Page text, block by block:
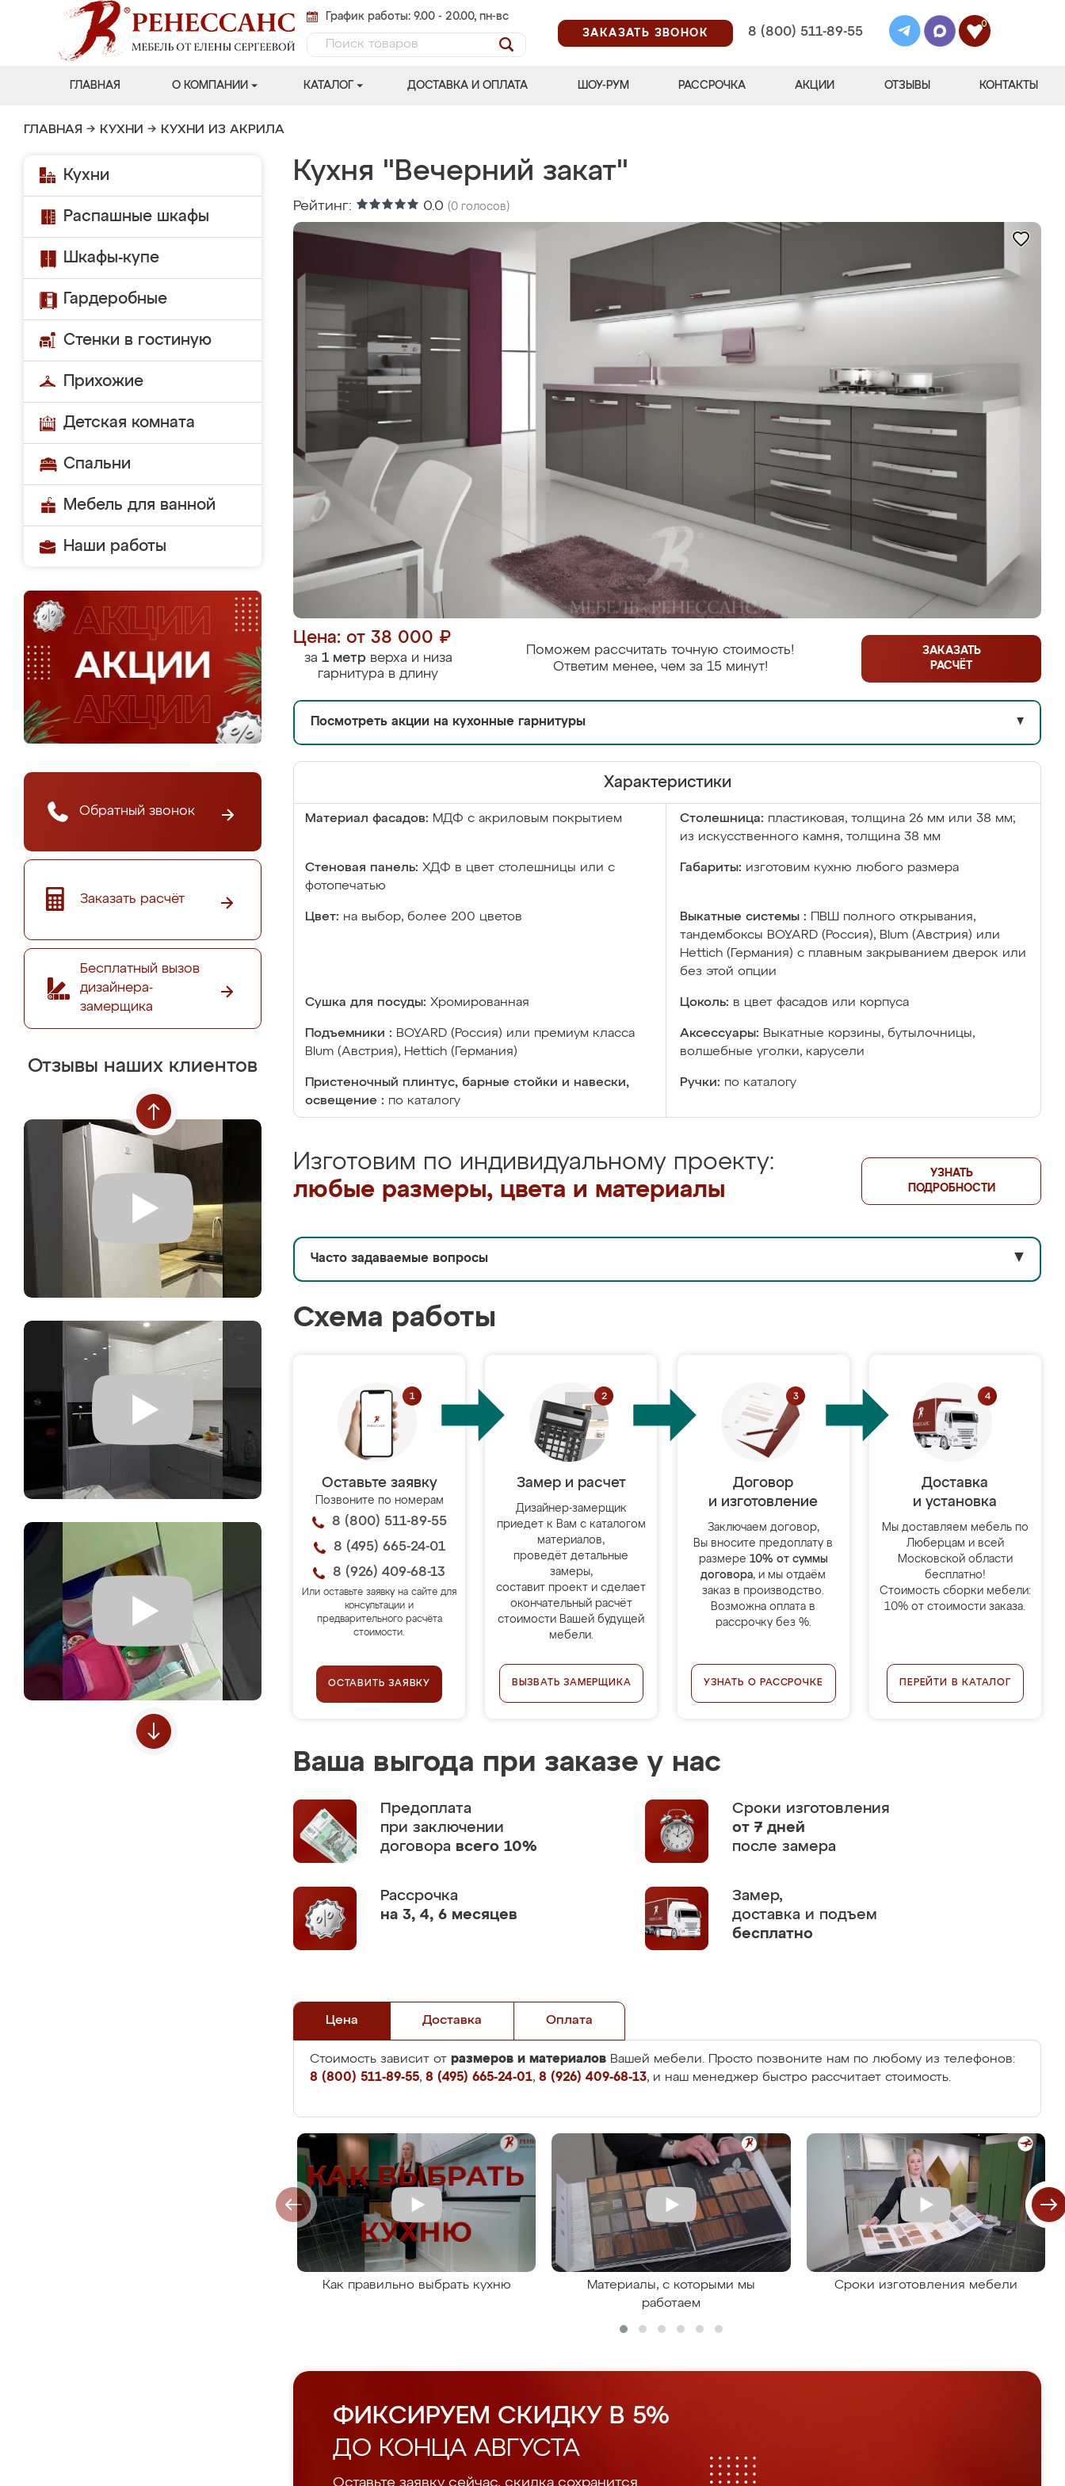
График работы: 9.00 - 20.00, пн-вс
ЗАКАЗАТЬ ЗВОНОК
8 (800) 511-89-55
0
ГЛАВНАЯ О КОМПАНИИ КАТАЛОГ ДОСТАВКА И ОПЛАТА ШОУ-РУМ РАССРОЧКА АКЦИИ ОТЗЫВЫ КОНТАКТЫ
ГЛАВНАЯ → КУХНИ → КУХНИ ИЗ АКРИЛА
Кухни
Распашные шкафы
Шкафы-купе
Гардеробные
Стенки в гостиную
Прихожие
Детская комната
Спальни
Мебель для ванной
Наши работы
Обратный звонок
Заказать расчёт
Бесплатный вызов
дизайнера-
замерщика
Отзывы наших клиентов
Кухня "Вечерний закат"
Рейтинг: 0.0 (0 голосов)
Цена: от 38 000 ₽
за 1 метрверха и низа
гарнитура в длину
Поможем рассчитать точную стоимость!
Ответим менее, чем за 15 минут!
ЗАКАЗАТЬ
РАСЧЁТ
Посмотреть акции на кухонные гарнитуры ▼
Характеристики
Материал фасадов: МДФ с акриловым покрытием Столешница: пластиковая, толщина 26 мм или 38 мм;
из искусственного камня, толщина 38 мм
Стеновая панель: ХДФ в цвет столешницы или с
фотопечатью
Габариты: изготовим кухню любого размера
Цвет: на выбор, более 200 цветов Выкатные системы :
ПВШ полного открывания,
тандембоксы BOYARD (Россия), Blum (Австрия) или
Hettich (Германия) с плавным закрыванием дверок или
без этой опции
Сушка для посуды: Хромированная Цоколь: в цвет фасадов или корпуса
Подъемники : BOYARD (Россия) или премиум класса
Blum (Австрия), Hettich (Германия)
Аксессуары: Выкатные корзины, бутылочницы,
волшебные уголки, карусели
Пристеночный плинтус, барные стойки и навески,
освещение : по каталогу
Ручки: по каталогу
Изготовим по индивидуальному проекту:
любые размеры, цвета и материалы
УЗНАТЬ
ПОДРОБНОСТИ
Часто задаваемые вопросы ▼
Схема работы
Оставьте заявку
Позвоните по номерам
8 (800) 511-89-55
8 (495) 665-24-01
8 (926) 409-68-13
Или оставьте заявку на сайте для
консультации и
предварительного расчёта
стоимости.
ОСТАВИТЬ ЗАЯВКУ
Замер и расчет
Дизайнер-замерщик
приедет к Вам с каталогом
материалов,
проведёт детальные
замеры,
составит проект и сделает
окончательный расчёт
стоимости Вашей будущей
мебели.
ВЫЗВАТЬ ЗАМЕРЩИКА
Договор
и изготовление
Заключаем договор,
Вы вносите предоплату в
размере 10% от суммы
договора, и мы отдаём
заказ в производство.
Возможна оплата в
рассрочку без %.
УЗНАТЬ О РАССРОЧКЕ
Доставка
и установка
Мы доставляем мебель по
Люберцам и всей
Московской области
бесплатно!
Стоимость сборки мебели:
10% от стоимости заказа.
ПЕРЕЙТИ В КАТАЛОГ
Ваша выгода при заказе у нас
Предоплата
при заключении
договора всего 10%
Сроки изготовления
от 7 дней
после замера
Рассрочка
на 3, 4, 6 месяцев
Замер,
доставка и подъем
бесплатно
Цена Доставка Оплата
Стоимость зависит от размеров и материалов Вашей мебели. Просто позвоните нам по любому из телефонов:
8 (800) 511-89-55, 8 (495) 665-24-01, 8 (926) 409-68-13, и наш менеджер быстро рассчитает стоимость.
Как правильно выбрать кухню
Материалы, с которыми мы
работаем
Сроки изготовления мебели
ФИКСИРУЕМ СКИДКУ В 5%
ДО КОНЦА АВГУСТА
Оставьте заявку сейчас, скидка сохранится.